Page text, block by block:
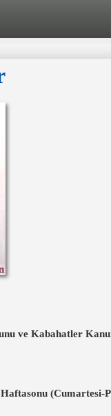
ve Kabahatler
Haftasonu (Cumartesi-